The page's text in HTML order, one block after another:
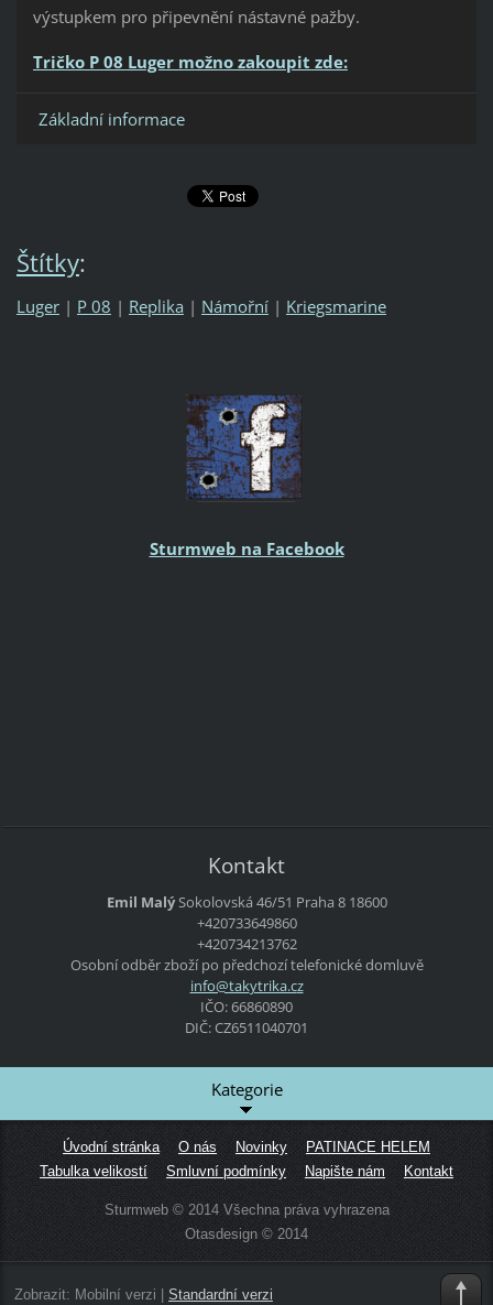
výstupkem pro připevnění nástavné pažby.
Tričko P 08 Luger možno zakoupit zde:
Základní informace
Štítky:
Luger | P 08 | Replika | Námořní | Kriegsmarine
Sturmweb na Facebook
Kontakt
Emil Malý Sokolovská 46/51 Praha 818600
+420733649860
+420734213762
Osobní odběr zboží po předchozí telefonické domluvě
info@takytrika.cz
IČO: 66860890
DIČ: CZ6511040701
Kategorie
Úvodní stránka O nás Novinky
PATINACE HELEM
Tabulka velikostí
Smluvní podmínky Napište nám Kontakt
Sturmweb © 2014 Všechna práva vyhrazena
Otasdesign © 2014
Zobrazit: Mobilní verzi Standardní verzi